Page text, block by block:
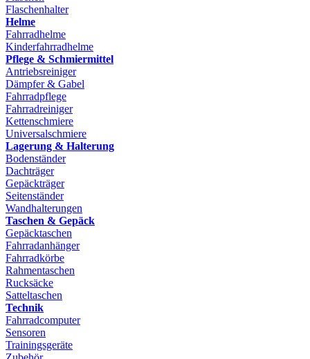
Flaschenhalter
Helme
Fahrradhelme
Kinderfahrradhelme
Pflege & Schmiermittel
Antriebsreiniger
Dämpfer & Gabel
Fahrradpflege
Fahrradreiniger
Kettenschmiere
Universalschmiere
Lagerung & Halterung
Bodenständer
Dachträger
Gepäckträger
Seitenständer
Wandhalterungen
Taschen & Gepäck
Gepäcktaschen
Fahrradanhänger
Fahrradkörbe
Rahmentaschen
Rucksäcke
Satteltaschen
Technik
Fahrradcomputer
Sensoren
Trainingsgeräte